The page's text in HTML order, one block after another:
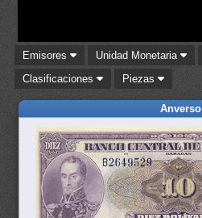
Emisores Unidad Monetaria
Clasificaciones
Piezas
Anverso